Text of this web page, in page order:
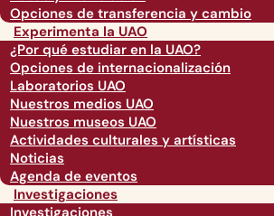
Opciones de transferencia y cambio
Experimenta la UAO
¿Por qué estudiar en la UAO?
Opciones de internacionalización
Laboratorios UAO
Nuestros medios UAO
Nuestros museos UAO
Actividades culturales y artísticas
Noticias
Agenda de eventos
Investigaciones
Investigaciones